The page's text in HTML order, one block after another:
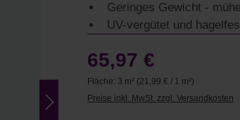
Geringes Gewicht -
UV-vergütet und
65,97 €
Fläche: 3 m² (21,99 € / 1 m²)
Preise inkl. MwSt. zzgl. Versandkosten